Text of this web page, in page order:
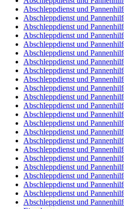
Abschleppdienst und
Abschleppdienst und
Abschleppdienst und
Abschleppdienst und
Abschleppdienst und
Abschleppdienst und
Abschleppdienst und
Abschleppdienst und
Abschleppdienst und
Abschleppdienst und
Abschleppdienst und
Abschleppdienst und
Abschleppdienst und
Abschleppdienst und
Abschleppdienst und
Abschleppdienst und
Abschleppdienst und
Abschleppdienst und
Abschleppdienst und
Abschleppdienst und
Abschleppdienst und
Abschleppdienst und
Abschleppdienst und